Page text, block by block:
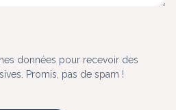
données pour recevoir des
Promis, pas de spam !